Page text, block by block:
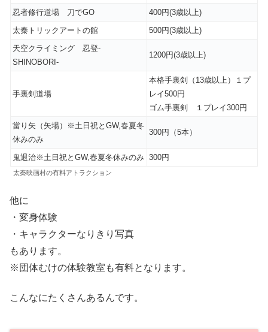
忍者修行道場 刀でGO
400円(3歳以上)
太秦トリックアートの館
500円(3歳以上)
天空クライミング 忍登-
SHINOBORI-
1200円(3歳以上)
手裏剣道場
本格手裏剣（13歳以上）１プ
レイ500円
ゴム手裏剣 １プレイ300円
當り矢（矢場）※土日祝とGW,春夏冬
休みのみ
300円（5本）
鬼退治※土日祝とGW,春夏冬休みのみ 300円
太秦映画村の有料アトラクション
他に
・変身体験
・キャラクターなりきり写真
もあります。
※団体むけの体験教室も有料となります。
こんなにたくさんあるんです。